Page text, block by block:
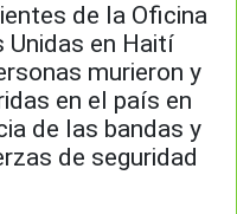
de la Oficina
Unidas en Haití
murieron y
en el país en
de las bandas y
de seguridad